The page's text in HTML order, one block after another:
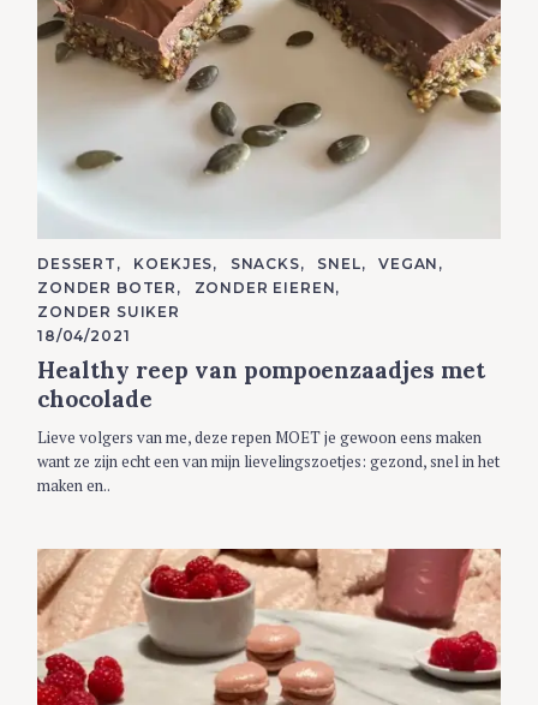
C
A
T
E
G
O
R
I
S
DESSERT KOEKJES SNACKS SNEL
VEGAN
ZONDER BOTER
ZONDER EIEREN
ZONDER SUIKER
18/04/2021
Healthy reep van pompoenzaadjes met
chocolade
Lieve volgers van me, deze repen MOET je gewoon eens maken
want ze zijn echt een van mijn lievelingszoetjes: gezond, snel in het
maken en..